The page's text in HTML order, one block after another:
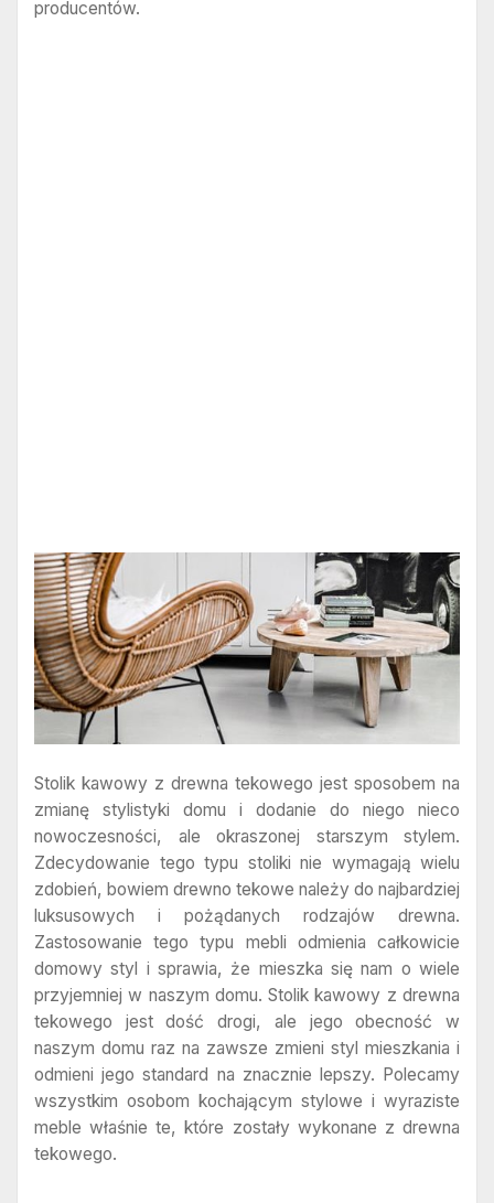
producentów.
Stolik kawowy z drewna tekowego jest sposobem na
zmianę stylistyki domu i dodanie do niego nieco
nowoczesności, ale okraszonej starszym stylem.
Zdecydowanie tego typu stoliki nie wymagają wielu
zdobień, bowiem drewno tekowe należy do najbardziej
luksusowych i pożądanych rodzajów drewna.
Zastosowanie tego typu mebli odmienia całkowicie
domowy styl i sprawia, że mieszka się nam o wiele
przyjemniej w naszym domu. Stolik kawowy z drewna
tekowego jest dość drogi, ale jego obecność w
naszym domu raz na zawsze zmieni styl mieszkania i
odmieni jego standard na znacznie lepszy. Polecamy
wszystkim osobom kochającym stylowe i wyraziste
meble właśnie te, które zostały wykonane z drewna
tekowego.